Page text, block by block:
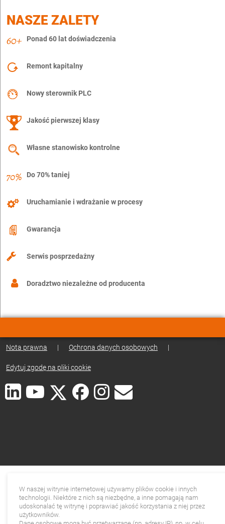
NASZE ZALETY
Ponad 60 lat doświadczenia
Remont kapitalny
Nowy sterownik PLC
Jakość pierwszej klasy
Własne stanowisko kontrolne
Do 70% taniej
Uruchamianie i wdrażanie w procesy
Gwarancja
Serwis posprzedażny
Doradztwo niezależne od producenta
Nota prawna | Ochrona danych osobowych |
Edytuj zgodę na pliki cookie
W naszej witrynie internetowej używamy plików cookie i innych
technologii. Niektóre z nich są niezbędne, a inne pomagają nam
udoskonalać tę witrynę i poprawiać jakość korzystania z niej przez
użytkowników.